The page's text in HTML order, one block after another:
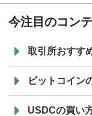
今注目のコン
取引所おすす
ビットコイン
USDCの買い